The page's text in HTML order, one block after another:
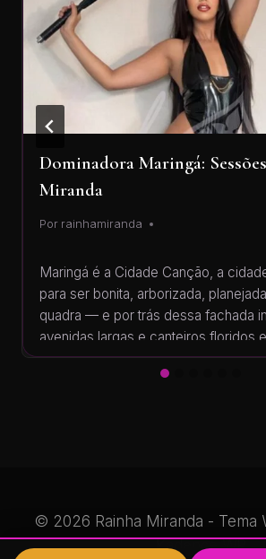
Dominadora Maringá:
Miranda
Por rainhamiranda
Maringá é a Cidade Canção, a
para ser bonita, arborizada,
quadra — e por trás dessa fachada
avenidas largas e canteiros floridos
de terno que passam o dia inteiro se
Sou a Rainha Miranda, dominadora,
© 2026 Rainha Miranda - Tema
Kadence WP